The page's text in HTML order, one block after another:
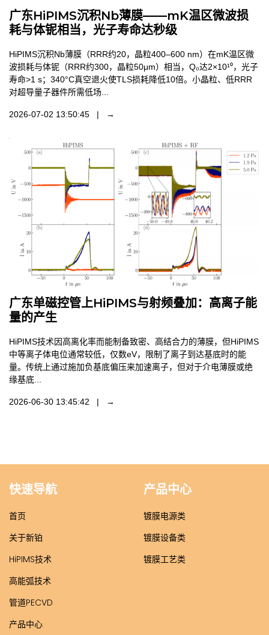
广东HiPIMS沉积Nb薄膜——mK温区微波损
耗与体铌相当，光子寿命达秒级
HiPIMS沉积Nb薄膜（RRR约20，晶粒400–600 nm）在mK温区微
波损耗与体铌（RRR约300，晶粒50μm）相当，Q₀达2×10¹⁰，光子
寿命>1 s；340°C真空退火使TLS损耗降低10倍。小晶粒、低RRR
对超导量子器件所需低场...
2026-07-02 13:50:45 | →
广东单磁控管上HiPIMS与射频叠加：高离子能
量的产生
HiPIMS技术因高离化率而能制备致密、高结合力的薄膜，但HiPIMS
中等离子体电位通常较低，仅数eV，限制了离子到达基底时的能
量。传统上通过施加负基底偏压来加速离子，但对于介电薄膜或绝
缘基底...
2026-06-30 13:45:42 | →
快速导航
首页
关于新铂
HiPIMS技术
高能弧技术
管道PECVD
产品中心
产品中心
镀膜电源类
镀膜设备类
镀膜工艺类